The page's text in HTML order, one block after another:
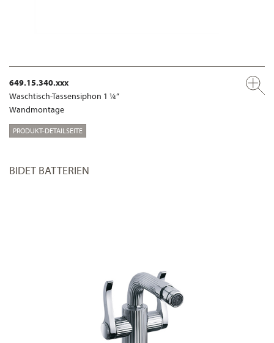
649.15.340.xxx
Waschtisch-Tassensiphon 1 ¼“
Wandmontage
PRODUKT-DETAILSEITE
BIDET BATTERIEN